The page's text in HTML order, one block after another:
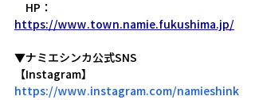
HP：
https://www.town.namie.fukushima.jp/
▼ナミエシンカ公式SNS
【Instagram】
https://www.instagram.com/namieshink